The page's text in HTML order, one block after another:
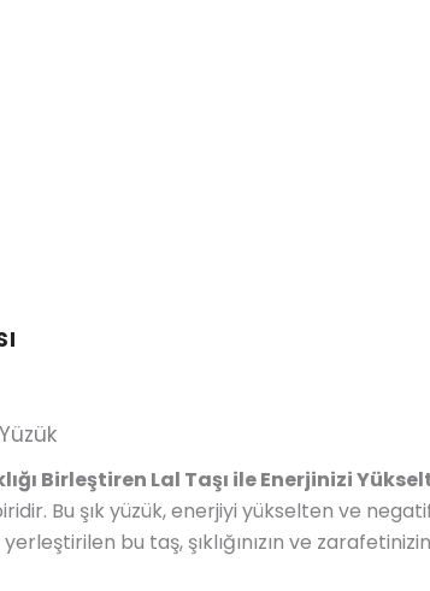
Birleştiren Lal Taşı ile Enerjinizi
Bu şık yüzük, enerjiyi yükselten ve
bu taş, şıklığınızın ve